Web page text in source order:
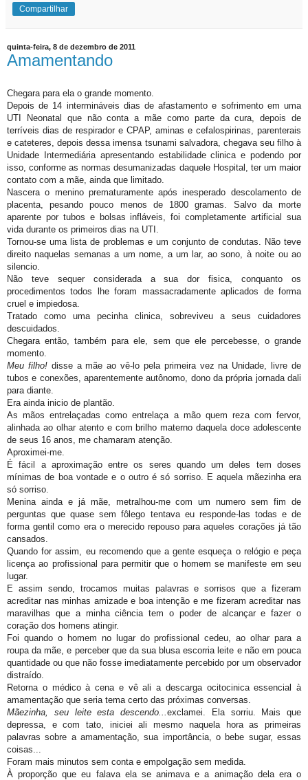
Compartilhar
quinta-feira, 8 de dezembro de 2011
Amamentando
Chegara para ela o grande momento.
Depois de 14 intermináveis dias de afastamento e sofrimento em uma
UTI Neonatal que não conta a mãe como parte da cura, depois de
terríveis dias de respirador e CPAP, aminas e cefalospirinas, parenterais
e cateteres, depois dessa imensa tsunami salvadora, chegava seu filho à
Unidade Intermediária apresentando estabilidade clinica e podendo por
isso, conforme as normas desumanizadas daquele Hospital, ter um maior
contato com a mãe, ainda que limitado.
Nascera o menino prematuramente após inesperado descolamento de
placenta, pesando pouco menos de 1800 gramas. Salvo da morte
aparente por tubos e bolsas infláveis, foi completamente artificial sua
vida durante os primeiros dias na UTI.
Tornou-se uma lista de problemas e um conjunto de condutas. Não teve
direito naquelas semanas a um nome, a um lar, ao sono, à noite ou ao
silencio.
Não teve sequer considerada a sua dor fisica, conquanto os
procedimentos todos lhe foram massacradamente aplicados de forma
cruel e impiedosa.
Tratado como uma pecinha clinica, sobreviveu a seus cuidadores
descuidados.
Chegara então, também para ele, sem que ele percebesse, o grande
momento.
Meu filho!disse a mãe ao vê-lo pela primeira vez na Unidade, livre de
tubos e conexões, aparentemente autônomo, dono da própria jornada dali
para diante.
Era ainda inicio de plantão.
As mãos entrelaçadas como entrelaça a mão quem reza com fervor,
alinhada ao olhar atento e com brilho materno daquela doce adolescente
de seus 16 anos, me chamaram atenção.
Aproximei-me.
É fácil a aproximação entre os seres quando um deles tem doses
mínimas de boa vontade e o outro é só sorriso. E aquela mãezinha era
só sorriso.
Menina ainda e já mãe, metralhou-me com um numero sem fim de
perguntas que quase sem fôlego tentava eu responde-las todas e de
forma gentil como era o merecido repouso para aqueles corações já tão
cansados.
Quando for assim, eu recomendo que a gente esqueça o relógio e peça
licença ao profissional para permitir que o homem se manifeste em seu
lugar.
E assim sendo, trocamos muitas palavras e sorrisos que a fizeram
acreditar nas minhas amizade e boa intenção e me fizeram acreditar nas
maravilhas que a minha ciência tem o poder de alcançar e fazer o
coração dos homens atingir.
Foi quando o homem no lugar do profissional cedeu, ao olhar para a
roupa da mãe, e perceber que da sua blusa escorria leite e não em pouca
quantidade ou que não fosse imediatamente percebido por um observador
distraído.
Retorna o médico à cena e vê ali a descarga ocitocinica essencial à
amamentação que seria tema certo das próximas conversas.
Mãezinha, seu leite esta descendo... exclamei. Ela sorriu. Mais que
depressa, e com tato, iniciei ali mesmo naquela hora as primeiras
palavras sobre a amamentação, sua importância, o bebe sugar, essas
coisas...
Foram mais minutos sem conta e empolgação sem medida.
À proporção que eu falava ela se animava e a animação dela era o